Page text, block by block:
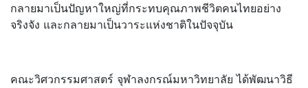
กลายมาเป็นปัญหาใหญ่ที่กระทบคุณภาพชีวิตคนไทยอย่าง
จริงจัง และกลายมาเป็นวาระแห่งชาติในปัจจุบัน
คณะวิศวกรรมศาสตร์ จุฬาลงกรณ์มหาวิทยาลัย ได้พัฒนาวิธี